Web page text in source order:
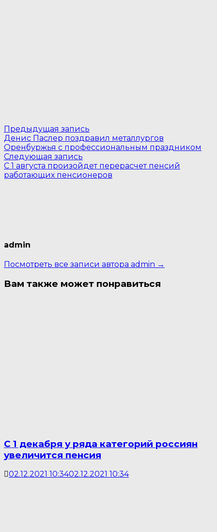
Навигация
по
записям
Предыдущая запись
запись:
Денис Паслер поздравил металлургов
Оренбуржья с профессиональным праздником
Следующая запись
запись:
С 1 августа произойдет перерасчет пенсий
работающих пенсионеров
admin
Посмотреть все записи автора admin →
Вам также может понравиться
С 1 декабря у ряда категорий россиян
увеличится пенсия
02.12.2021 10:3402.12.2021 10:34